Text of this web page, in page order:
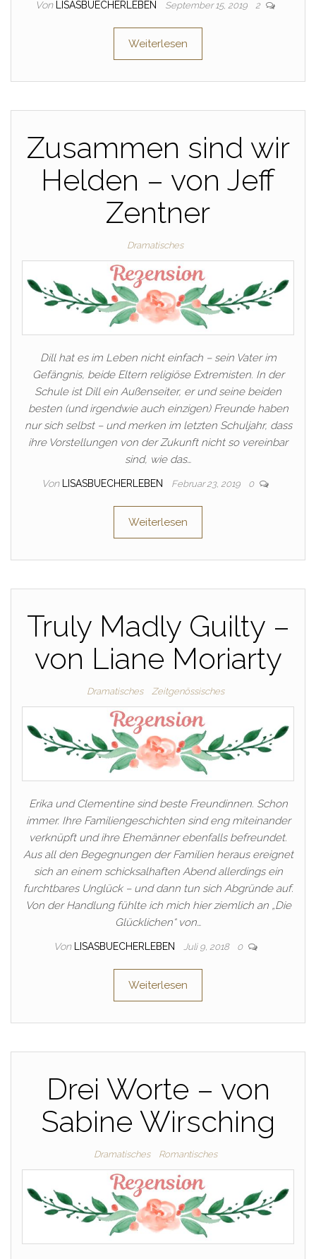
Von LISASBUECHERLEBEN September 15, 2019 2
Weiterlesen
Zusammen sind wir
Helden – von Jeff
Zentner
Dramatisches
Dill hat es im Leben nicht einfach – sein Vater im
Gefängnis, beide Eltern religiöse Extremisten. In der
Schule ist Dill ein Außenseiter, er und seine beiden
besten (und irgendwie auch einzigen) Freunde haben
nur sich selbst – und merken im letzten Schuljahr, dass
ihre Vorstellungen von der Zukunft nicht so vereinbar
sind, wie das…
Von LISASBUECHERLEBEN Februar 23, 2019 0
Weiterlesen
Truly Madly Guilty –
von Liane Moriarty
Dramatisches Zeitgenössisches
Erika und Clementine sind beste Freundinnen. Schon
immer. Ihre Familiengeschichten sind eng miteinander
verknüpft und ihre Ehemänner ebenfalls befreundet.
Aus all den Begegnungen der Familien heraus ereignet
sich an einem schicksalhaften Abend allerdings ein
furchtbares Unglück – und dann tun sich Abgründe auf.
Von der Handlung fühlte ich mich hier ziemlich an „Die
Glücklichen“ von…
Von LISASBUECHERLEBEN Juli 9, 2018 0
Weiterlesen
Drei Worte – von
Sabine Wirsching
Dramatisches Romantisches